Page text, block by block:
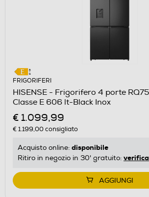
FRIGORIFERI
HISENSE - Frigorifero 4 porte
Classe E 606 lt-Black Inox
€ 1.099,99
€ 1.199,00consigliato
Acquisto online: disponibile
Ritiro in negozio in 30' gratuito: verifica
AGGIUNGI